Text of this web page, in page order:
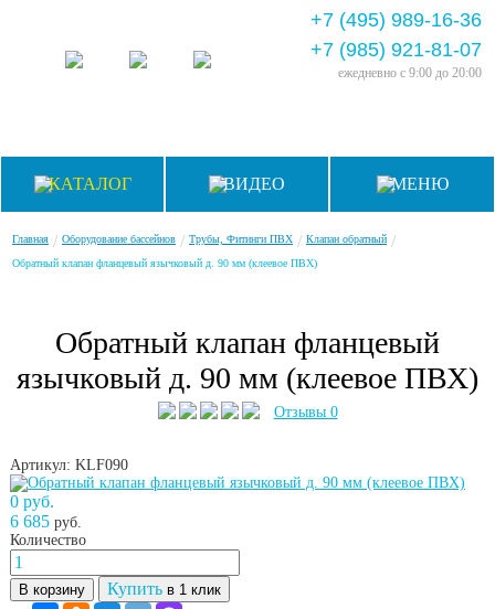
+7 (495) 989-16-36
+7 (985) 921-81-07
ежедневно с 9:00 до 20:00
КАТАЛОГ ВИДЕО МЕНЮ
Главная / Оборудование бассейнов / Трубы, Фитинги ПВХ / Клапан обратный /
Обратный клапан фланцевый язычковый д. 90 мм (клеевое ПВХ)
Обратный клапан фланцевый
язычковый д. 90 мм (клеевое ПВХ)
Отзывы 0
Артикул: KLF090
0 руб.
6 685 руб.
Количество
В корзину Купить в 1 клик